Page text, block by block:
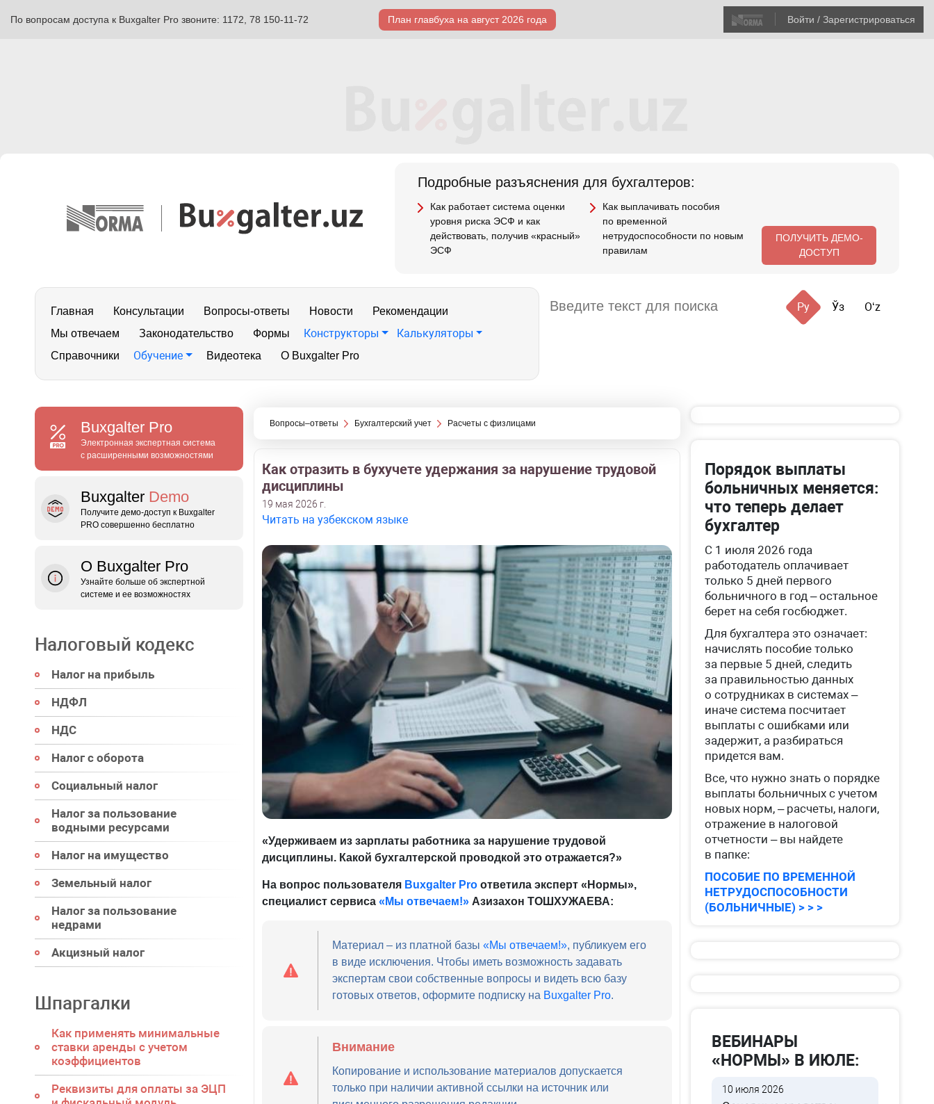
По вопросам доступа к Buxgalter Pro звоните: 1172, 78 150-11-72 План главбуха на август 2026 года Войти / Зарегистрироваться
Подробные разъяснения для бухгалтеров:
Как работает система оценки
уровня риска ЭСФ и как
действовать, получив «красный»
ЭСФ
Как выплачивать пособия
по временной
нетрудоспособности по новым
правилам
ПОЛУЧИТЬ ДЕМО-
ДОСТУП
Главная Консультации Вопросы-ответы Новости
Рекомендации
Мы отвечаем
Законодательство Формы Конструкторы Калькуляторы
Справочники Обучение Видеотека О Buxgalter Pro
Ру Ўз Oʻz
Buxgalter Pro
Электронная экспертная система
с расширенными возможностями
Buxgalter Demo
Получите демо‑доступ к Buxgalter
PRO совершенно бесплатно
О Buxgalter Pro
Узнайте больше об экспертной
системе и ее возможностях
Налоговый кодекс
Налог на прибыль
НДФЛ
НДС
Налог с оборота
Социальный налог
Налог за пользование
водными ресурсами
Налог на имущество
Земельный налог
Налог за пользование
недрами
Акцизный налог
Шпаргалки
Как применять минимальные
ставки аренды с учетом
коэффициентов
Реквизиты для оплаты за ЭЦП
Вопросы–ответы Бухгалтерский учет Расчеты с физлицами
Как отразить в бухучете удержания за нарушение трудовой
дисциплины
19 мая 2026 г.
Читать на узбекском языке
«Удерживаем из зарплаты работника за нарушение трудовой
дисциплины. Какой бухгалтерской проводкой это отражается?»
На вопрос пользователя Buxgalter Proответила эксперт «Нормы»,
специалист сервиса «Мы отвечаем!»Азизахон ТОШХУЖАЕВА:
Материал – из платной базы «Мы отвечаем!», публикуем его
в виде исключения. Чтобы иметь возможность задавать
экспертам свои собственные вопросы и видеть всю базу
готовых ответов, оформите подписку на Buxgalter Pro.
Внимание
Копирование и использование материалов допускается
только при наличии активной ссылки на источник или
Порядок выплаты
больничных меняется:
что теперь делает
бухгалтер
С 1 июля 2026 года
работодатель оплачивает
только 5 дней первого
больничного в год – остальное
берет на себя госбюджет.
Для бухгалтера это означает:
начислять пособие только
за первые 5 дней, следить
за правильностью данных
о сотрудниках в системах –
иначе система посчитает
выплаты с ошибками или
задержит, а разбираться
придется вам.
Все, что нужно знать о порядке
выплаты больничных с учетом
новых норм, – расчеты, налоги,
отражение в налоговой
отчетности – вы найдете
в папке:
ПОСОБИЕ ПО ВРЕМЕННОЙ
НЕТРУДОСПОСОБНОСТИ
(БОЛЬНИЧНЫЕ) > > >
ВЕБИНАРЫ
«НОРМЫ» В ИЮЛЕ:
10 июля 2026